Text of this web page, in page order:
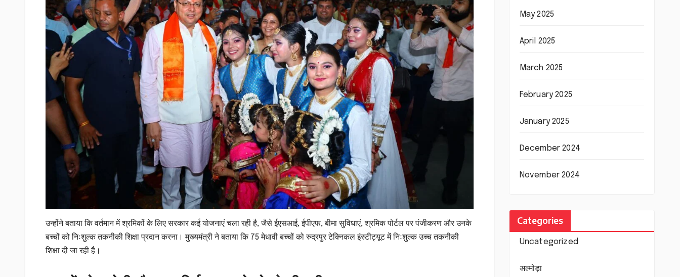
उन्होंने बताया कि वर्तमान में श्रमिकों के लिए सरकार कई योजनाएं चला रही है, जैसे ईएसआई, ईपीएफ, बीमा सुविधाएं, श्रमिक पोर्टल पर पंजीकरण और उनके
बच्चों को निःशुल्क तकनीकी शिक्षा प्रदान करना। मुख्यमंत्री ने बताया कि 75 मेधावी बच्चों को रुद्रपुर टेक्निकल इंस्टीट्यूट में निःशुल्क उच्च तकनीकी
शिक्षा दी जा रही है।
May 2025
April 2025
March 2025
February 2025
January 2025
December 2024
November 2024
Categories
Uncategorized
अल्मोड़ा